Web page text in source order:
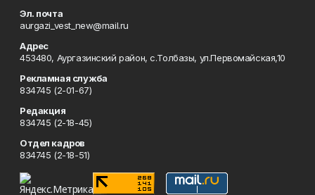
Эл. почта
aurgazi_vest_new@mail.ru
Адрес
453480, Аургазинский район, с.Толбазы, ул.Первомайская,10
Рекламная служба
834745 (2-01-67)
Редакция
834745 (2-18-45)
Отдел кадров
834745 (2-18-51)